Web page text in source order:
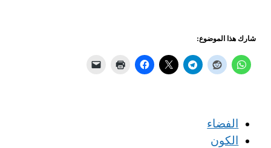
شارك هذا الموضوع:
الفضاء
الكون